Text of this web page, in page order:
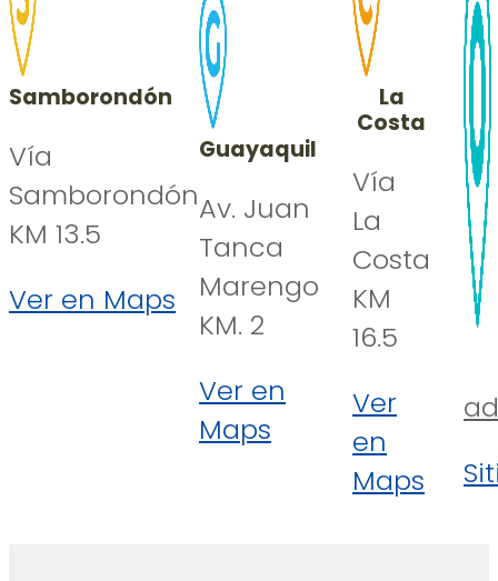
Samborondón
Vía
Samborondón
KM 13.5
Ver en Maps
Guayaquil
Av. Juan
Tanca
Marengo
KM. 2
Ver en
Maps
La
Costa
Vía
La
Costa
KM
16.5
Ver
en
Maps